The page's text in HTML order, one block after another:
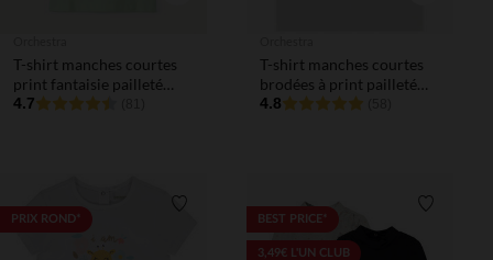
T-shirt manches courtes
print fantaisie pailleté
pour bébé fille
4.7
T-shirt manches courtes
brodées à print pailleté
pour bébé fille
4.8
PRIX ROND* Liste de souhaits
BEST PRICE*
3,49€ L'UN CLUB